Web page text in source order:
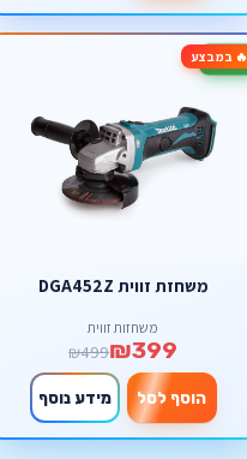
🔥 במבצע-20%
משחזת זווית DGA452Z
משחזות זווית
₪399
₪499
הוסף לסל מידע נוסף